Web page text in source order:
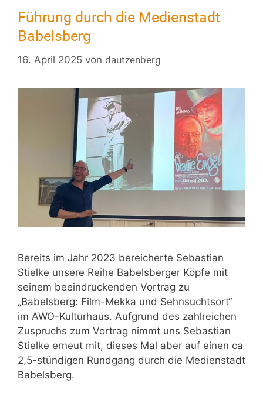
Führung durch die Medienstadt
Babelsberg
16. April 2025 von dautzenberg
Bereits im Jahr 2023 bereicherte Sebastian
Stielke unsere Reihe Babelsberger Köpfe mit
seinem beeindruckenden Vortrag zu
„Babelsberg: Film-Mekka und Sehnsuchtsort“
im AWO-Kulturhaus. Aufgrund des zahlreichen
Zuspruchs zum Vortrag nimmt uns Sebastian
Stielke erneut mit, dieses Mal aber auf einen ca
2,5-stündigen Rundgang durch die Medienstadt
Babelsberg.